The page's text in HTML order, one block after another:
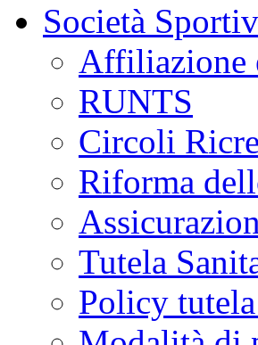
Società
Affiliazione
RUNTS
Circoli
Riforma
Tutela
Policy